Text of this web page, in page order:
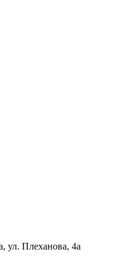
ул. Плеханова, 4а